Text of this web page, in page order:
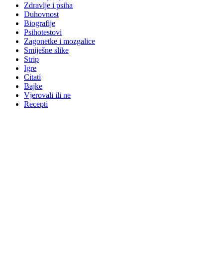
Zdravlje i psiha
Duhovnost
Biografije
Psihotestovi
Zagonetke i mozgalice
Smiješne slike
Strip
Igre
Citati
Bajke
Vjerovali ili ne
Recepti